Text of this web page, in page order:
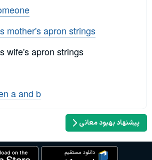
mother's apron strings
wife's apron strings
a and b
پیشنهاد بهبود معانی